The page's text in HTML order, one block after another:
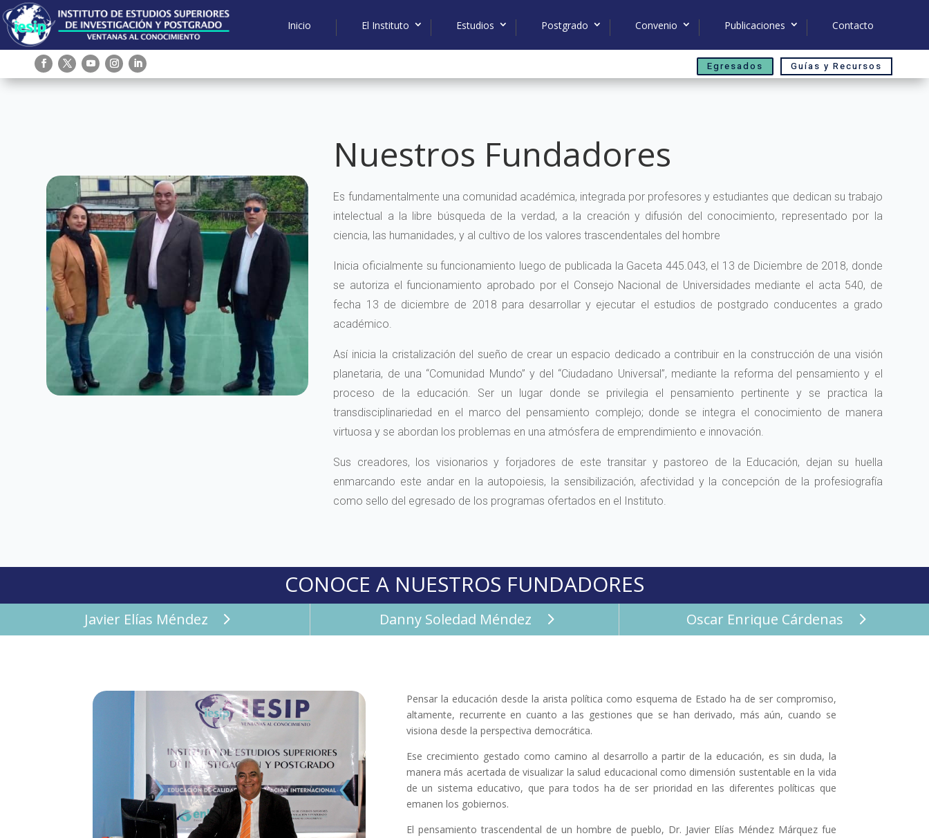
Inicio El Instituto Estudios Postgrado Convenio Publicaciones Contacto
Egresados Guías y Recursos
Nuestros Fundadores
Es fundamentalmente una comunidad académica, integrada por profesores y estudiantes que dedican su trabajo
intelectual a la libre búsqueda de la verdad, a la creación y difusión del conocimiento, representado por la
ciencia, las humanidades, y al cultivo de los valores trascendentales del hombre
Inicia oficialmente su funcionamiento luego de publicada la Gaceta 445.043, el 13 de Diciembre de 2018, donde
se autoriza el funcionamiento aprobado por el Consejo Nacional de Universidades mediante el acta 540, de
fecha 13 de diciembre de 2018 para desarrollar y ejecutar el estudios de postgrado conducentes a grado
académico.
Así inicia la cristalización del sueño de crear un espacio dedicado a contribuir en la construcción de una visión
planetaria, de una “Comunidad Mundo” y del “Ciudadano Universal”, mediante la reforma del pensamiento y el
proceso de la educación. Ser un lugar donde se privilegia el pensamiento pertinente y se practica la
transdisciplinariedad en el marco del pensamiento complejo; donde se integra el conocimiento de manera
virtuosa y se abordan los problemas en una atmósfera de emprendimiento e innovación.
Sus creadores, los visionarios y forjadores de este transitar y pastoreo de la Educación, dejan su huella
enmarcando este andar en la autopoiesis, la sensibilización, afectividad y la concepción de la profesiografía
como sello del egresado de los programas ofertados en el Instituto.
CONOCE A NUESTROS FUNDADORES
Javier Elías Méndez Danny Soledad Méndez Oscar Enrique Cárdenas
Pensar la educación desde la arista política como esquema de Estado ha de ser compromiso,
altamente, recurrente en cuanto a las gestiones que se han derivado, más aún, cuando se
visiona desde la perspectiva democrática.
Ese crecimiento gestado como camino al desarrollo a partir de la educación, es sin duda, la
manera más acertada de visualizar la salud educacional como dimensión sustentable en la vida
de un sistema educativo, que para todos ha de ser prioridad en las diferentes políticas que
emanen los gobiernos.
El pensamiento trascendental de un hombre de pueblo, Dr. Javier Elías Méndez Márquez fue